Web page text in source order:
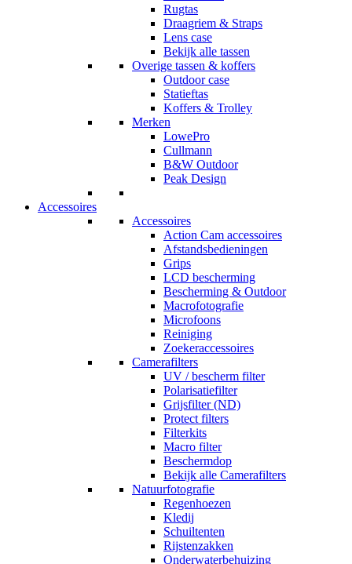
Rugtas
Draagriem & Straps
Lens case
Bekijk alle tassen
Overige tassen & koffers
Outdoor case
Statieftas
Koffers & Trolley
Merken
LowePro
Cullmann
B&W Outdoor
Peak Design
Accessoires
Accessoires
Action Cam accessoires
Afstandsbedieningen
Grips
LCD bescherming
Bescherming & Outdoor
Macrofotografie
Microfoons
Reiniging
Zoekeraccessoires
Camerafilters
UV / bescherm filter
Polarisatiefilter
Grijsfilter (ND)
Protect filters
Filterkits
Macro filter
Beschermdop
Bekijk alle Camerafilters
Natuurfotografie
Regenhoezen
Kledij
Schuiltenten
Rijstenzakken
Onderwaterbehuizing